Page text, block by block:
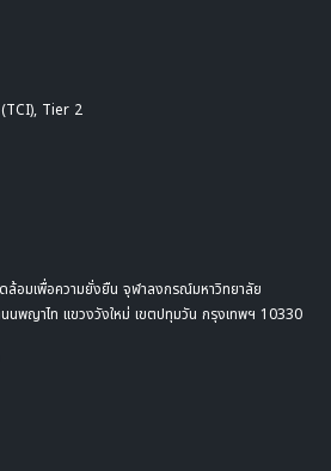
Tier 2
ล้อมเพื่อความยั่งยืน จุฬาลงกรณ์มหาวิทยาลัย
นพญาไท แขวงวังใหม่ เขตปทุมวัน กรุงเทพฯ 10330